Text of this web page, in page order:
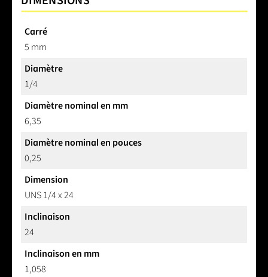
Carré
5 mm
Diamètre
1/4
Diamètre nominal en mm
6,35
Diamètre nominal en pouces
0,25
Dimension
UNS 1/4 x 24
Inclinaison
24
Inclinaison en mm
1,058